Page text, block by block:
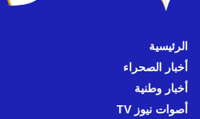
الرئيسية
أخبار الصحراء
أخبار وطنية
أصوات نيوز TV